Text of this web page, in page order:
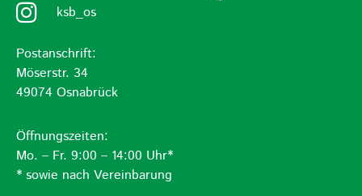
ksb_os
Postanschrift:
Möserstr. 34
49074 Osnabrück
Öffnungszeiten:
Mo. – Fr. 9:00 – 14:00 Uhr*
* sowie nach Vereinbarung